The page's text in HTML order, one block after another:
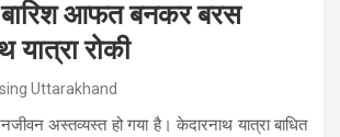
बारिश आफत बनकर बरस
यात्रा रोकी
Uttarakhand
अस्तव्यस्त हो गया है। केदारनाथ यात्रा बाधित